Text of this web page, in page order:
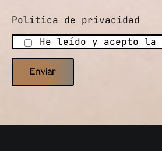
Política de privacidad
He leído y acepto la